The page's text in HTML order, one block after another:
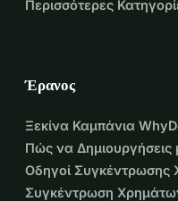
Περισσότερες
Έρανος
Ξεκίνα Καμπάνια
Πώς να Δημιουργήσεις
Οδηγοί Συγκέντρωσης
Συγκέντρωση